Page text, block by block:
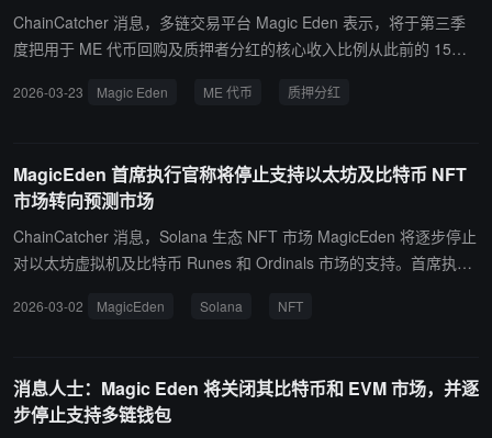
ChainCatcher 消息，多链交易平台 Magic Eden 表示，将于第三季
度把用于 ME 代币回购及质押者分红的核心收入比例从此前的 15%
2026-03-23 Magic Eden ME 代币 质押分红
MagicEden 首席执行官称将停止支持以太坊及比特币 NFT
市场转向预测市场
ChainCatcher 消息，Solana 生态 NFT 市场 MagicEden 将逐步停止
对以太坊虚拟机及比特币 Runes 和 Ordinals 市场的支持。首席执行
营，比特币 API 将于 3 月 27 日关闭，加密钱包服务将于 4 月 1 日结
未来将保留盈利能力较强的 NFTPack 产品，并聚焦加密娱乐业务发
展。
2026-03-02 MagicEden Solana NFT
消息人士：Magic Eden 将关闭其比特币和 EVM 市场，并逐
步停止支持多链钱包